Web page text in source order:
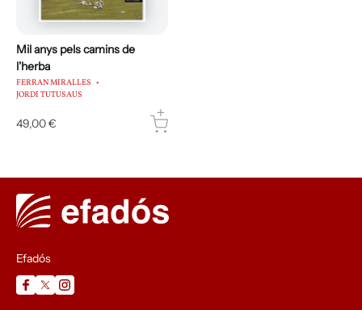
Mil anys pels camins de
l'herba
FERRAN MIRALLES
JORDI TUTUSAUS
49,00 €
Efadós